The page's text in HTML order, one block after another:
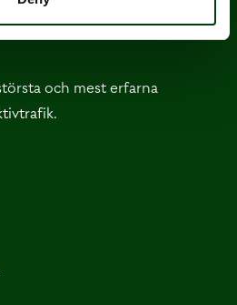
och mest erfarna